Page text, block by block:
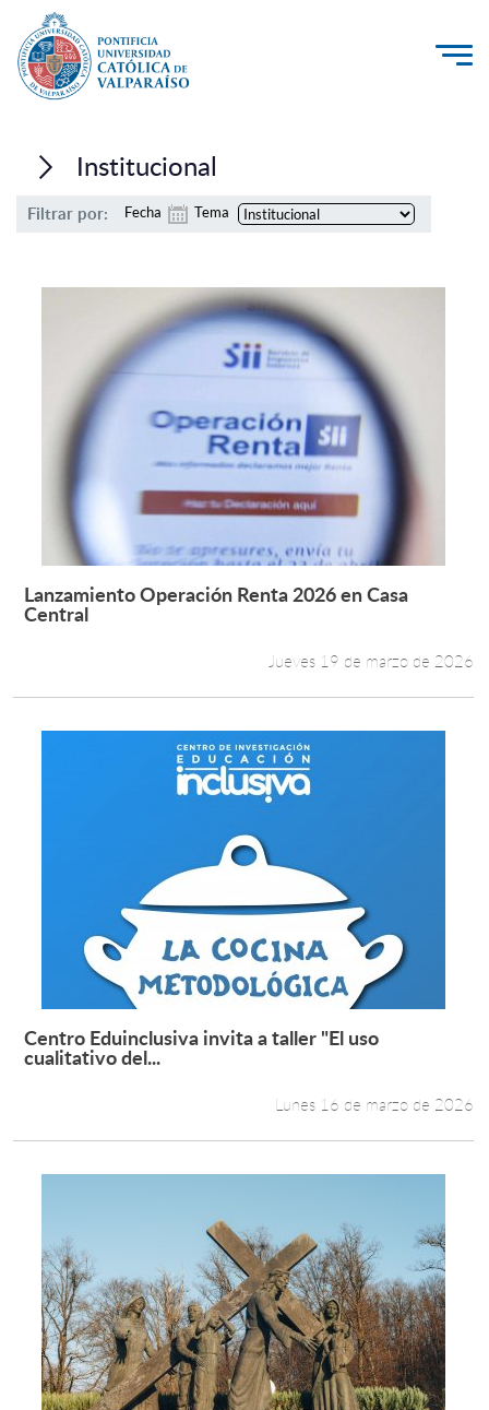
Investigación, Creación e Innovación
PUCV Internacional
Admisión
Pregrado
Postgrado
Estudiantes
Académicos
Institucional
Filtrar por: Fecha Tema
Leer más +
Lanzamiento Operación Renta 2026 en Casa
Central
Jueves 19 de marzo de 2026
Leer más +
Centro Eduinclusiva invita a taller "El uso
cualitativo del...
Lunes 16 de marzo de 2026